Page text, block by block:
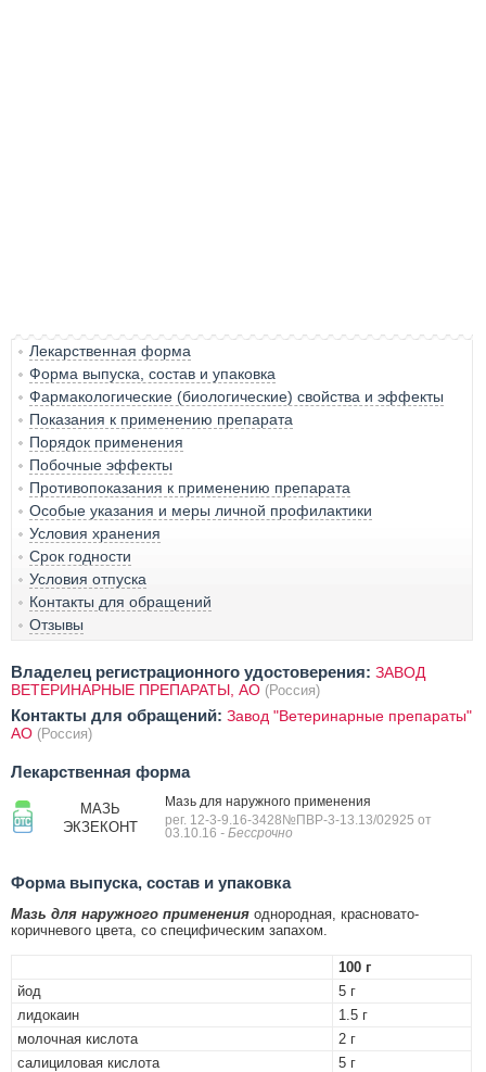
Лекарственная форма
Форма выпуска, состав и упаковка
Фармакологические (биологические) свойства и эффекты
Показания к применению препарата
Порядок применения
Побочные эффекты
Противопоказания к применению препарата
Особые указания и меры личной профилактики
Условия хранения
Срок годности
Условия отпуска
Контакты для обращений
Отзывы
Владелец регистрационного удостоверения: ЗАВОД
ВЕТЕРИНАРНЫЕ ПРЕПАРАТЫ, АО (Россия)
Контакты для обращений: Завод "Ветеринарные препараты"
АО (Россия)
Лекарственная форма
МАЗЬ
ЭКЗЕКОНТ
Мазь для наружного применения
рег. 12-3-9.16-3428№ПВР-3-13.13/02925 от
03.10.16 - Бессрочно
Форма выпуска, состав и упаковка
Мазь для наружного применения однородная, красновато-
коричневого цвета, со специфическим запахом.
100 г
йод
5 г
лидокаин
1.5 г
молочная кислота
2 г
салициловая кислота
5 г